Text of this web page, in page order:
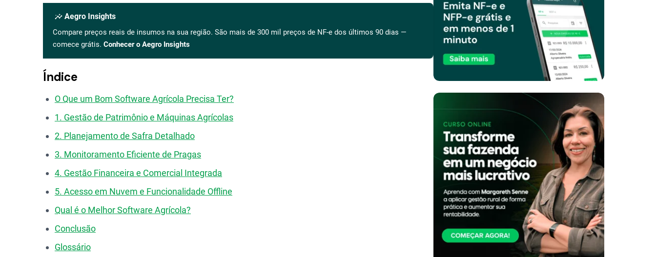
insights Aegro Insights
Compare preços reais de insumos na sua região. São mais de 300 mil preços de NF-e dos últimos 90 dias —
comece grátis. Conhecer o Aegro Insights
Índice
O Que um Bom Software Agrícola Precisa Ter?
1. Gestão de Patrimônio e Máquinas Agrícolas
2. Planejamento de Safra Detalhado
3. Monitoramento Eficiente de Pragas
4. Gestão Financeira e Comercial Integrada
5. Acesso em Nuvem e Funcionalidade Offline
Qual é o Melhor Software Agrícola?
Conclusão
Glossário